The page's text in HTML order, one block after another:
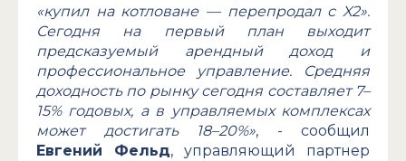
«купил на котловане — перепродал с X2».
Сегодня на первый план выходит
предсказуемый арендный доход и
профессиональное управление. Средняя
доходность по рынку сегодня составляет 7–
15% годовых, а в управляемых комплексах
может достигать 18–20%», - сообщил
Евгений Фельд, управляющий партнер